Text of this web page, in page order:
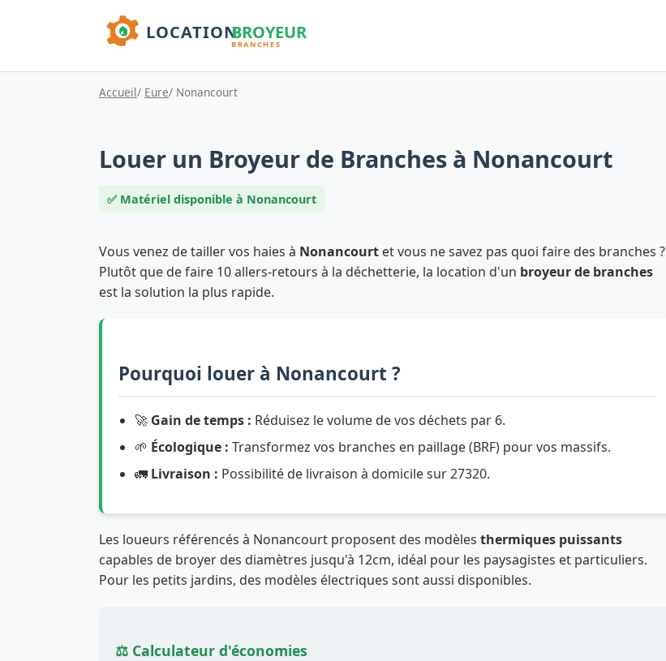
Accueil/ Eure/ Nonancourt
Louer un Broyeur de Branches à Nonancourt
✅ Matériel disponible à Nonancourt
Vous venez de tailler vos haies à Nonancourt et vous ne savez pas quoi faire des branches ?
Plutôt que de faire 10 allers-retours à la déchetterie, la location d'un broyeur de branches
est la solution la plus rapide.
Pourquoi louer à Nonancourt ?
🚀 Gain de temps : Réduisez le volume de vos déchets par 6.
🌱 Écologique : Transformez vos branches en paillage (BRF) pour vos massifs.
🚛 Livraison : Possibilité de livraison à domicile sur 27320.
Les loueurs référencés à Nonancourt proposent des modèles thermiques puissants
capables de broyer des diamètres jusqu'à 12cm, idéal pour les paysagistes et particuliers.
Pour les petits jardins, des modèles électriques sont aussi disponibles.
⚖️ Calculateur d'économies